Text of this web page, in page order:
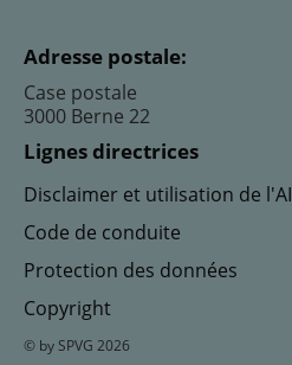
Adresse postale:
Case postale
3000 Berne 22
Lignes directrices
Disclaimer et utilisation de l'AI
Code de conduite
Protection des données
Copyright
© by SPVG 2026